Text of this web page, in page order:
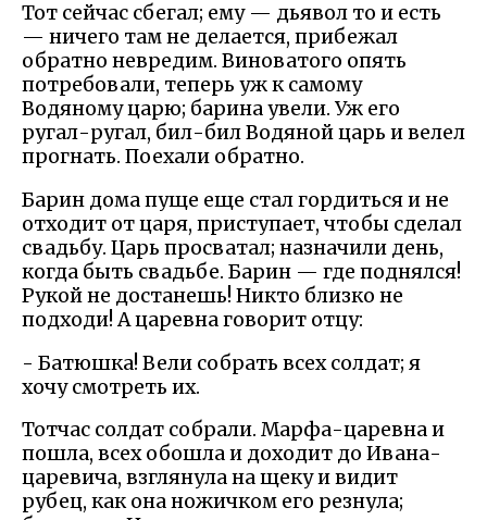
Тот сейчас сбегал; ему — дьявол то и есть
— ничего там не делается, прибежал
обратно невредим. Виноватого опять
потребовали, теперь уж к самому
Водяному царю; барина увели. Уж его
ругал-ругал, бил-бил Водяной царь и велел
прогнать. Поехали обратно.
Барин дома пуще еще стал гордиться и не
отходит от царя, приступает, чтобы сделал
свадьбу. Царь просватал; назначили день,
когда быть свадьбе. Барин — где поднялся!
Рукой не достанешь! Никто близко не
подходи! А царевна говорит отцу:
- Батюшка! Вели собрать всех солдат; я
хочу смотреть их.
Тотчас солдат собрали. Марфа-царевна и
пошла, всех обошла и доходит до Ивана-
царевича, взглянула на щеку и видит
рубец, как она ножичком его резнула;